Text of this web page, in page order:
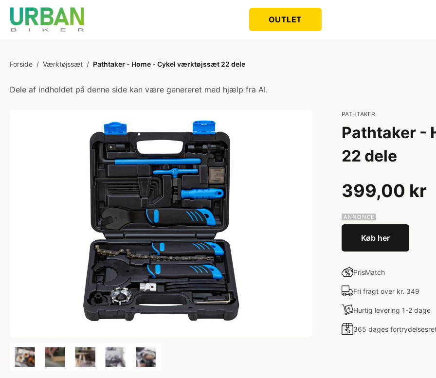
OUTLET
Forside / Værktøjssæt / Pathtaker - Home - Cykel værktøjssæt 22 dele
Dele af indholdet på denne side kan være genereret med hjælp fra AI.
PATHTAKER
Pathtaker -
22 dele
399,00 kr
Køb her
PrisMatch
Fri fragt over kr. 349
Hurtig levering 1-2 dage
365 dages